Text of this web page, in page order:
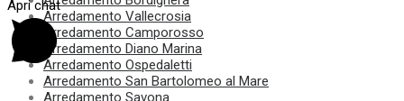
Arredamento Vallecrosia
Arredamento Camporosso
Arredamento Diano Marina
Arredamento Ospedaletti
Arredamento San Bartolomeo al Mare
Arredamento Savona
Apri chat